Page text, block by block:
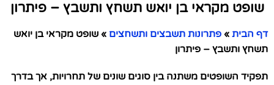
שופט מקראי בן יואש תשחץ ותשבץ – פיתרון
דף הבית » פתרונות תשבצים ותשחצים » שופט מקראי בן יואש
תשחץ ותשבץ – פיתרון
תפקיד השופטים משתנה בין סוגים שונים של תחרויות, אך בדרך